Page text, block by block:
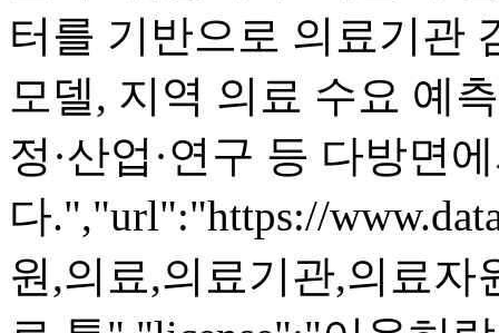
터를 기반으로 의료기관
모델, 지역 의료 수요 예
정·산업·연구 등 다방면
다.","url":"https://
원,의료,의료기관,의료자